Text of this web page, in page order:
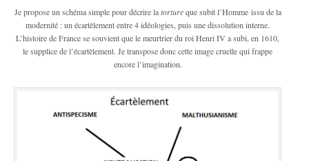
Je propose un schéma simple pour décrire latortureque subit l’Homme issu de la
modernité : un écartèlement entre 4 idéologies, puis une dissolution interne.
L’histoire de France se souvient que le meurtrier du roi Henri IV a subi, en 1610,
le supplice de l’écartèlement. Je transpose donc cette image cruelle qui frappe
encore l’imagination.